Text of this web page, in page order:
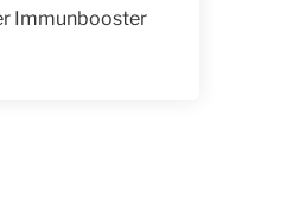
Immunbooster